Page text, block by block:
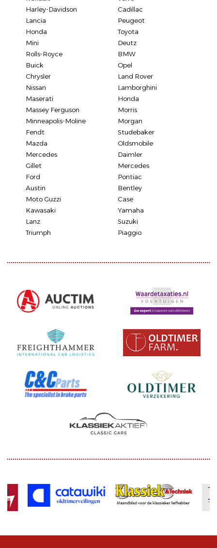
Harley-Davidson
Cadillac
Lancia
Peugeot
Honda
Toyota
Mini
Deutz
Rolls-Royce
BMW
Buick
Opel
Chrysler
Land Rover
Nissan
Lamborghini
Maserati
Honda
Massey Ferguson
Morris
Minneapolis-Moline
Morgan
Fendt
Studebaker
Mazda
Oldsmobile
Mercedes
Daimler
Gillet
Mercedes
Ford
Pontiac
Austin
Bentley
Moto Guzzi
Case
Kawasaki
Yamaha
Lanz
Suzuki
Triumph
Piaggio